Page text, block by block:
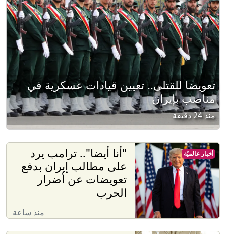
تعويضا للقتلى.. تعيين قيادات عسكرية في
مناصب بإيران
منذ 24 دقيقة
"أنا أيضا".. ترامب يرد
على مطالب إيران بدفع
تعويضات عن أضرار
الحرب
منذ ساعة
أخبار عالميّة